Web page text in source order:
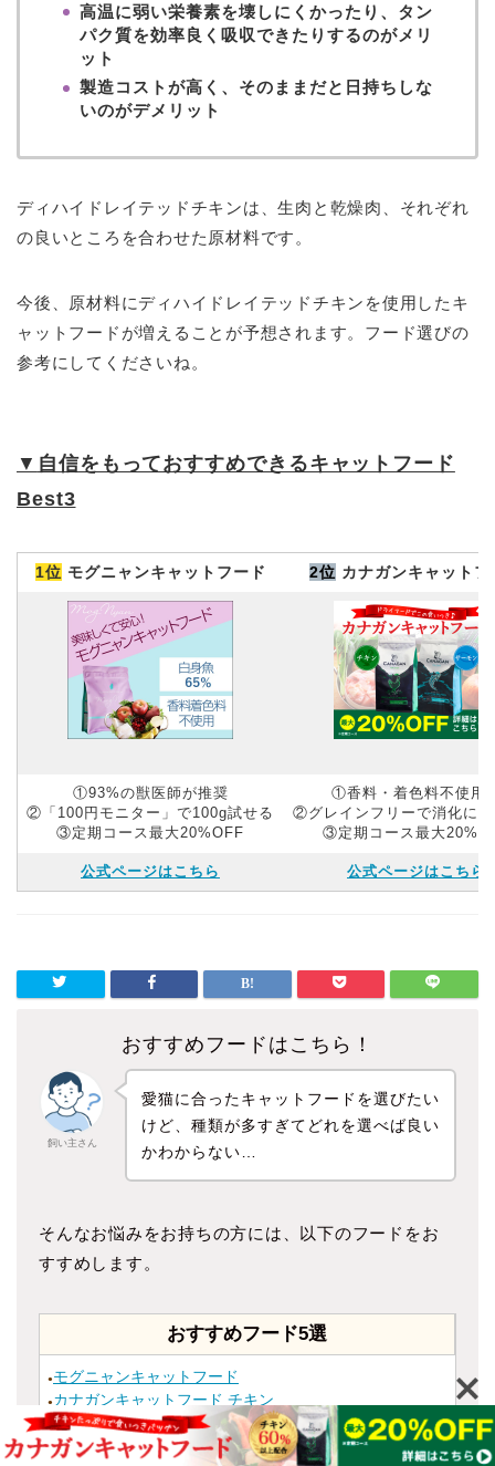
高温に弱い栄養素を壊しにくかったり、タン
パク質を効率良く吸収できたりするのがメリ
ット
製造コストが高く、そのままだと日持ちしな
いのがデメリット
ディハイドレイテッドチキンは、生肉と乾燥肉、それぞれ
の良いところを合わせた原材料です。
今後、原材料にディハイドレイテッドチキンを使用したキ
ャットフードが増えることが予想されます。フード選びの
参考にしてくださいね。
▼ 自信をもっておすすめできるキャットフード
Best3
1位 モグニャンキャットフード 2位 カナガンキャットフ
①93%の獣医師が推奨
②「100円モニター」で100g試せる
③定期コース最大20%OFF
①香料・着色料不使用
②グレインフリーで消化に
③定期コース最大
公式ページはこちら 公式ページはこちら
おすすめフードはこちら！
飼い主さん
愛猫に合ったキャットフードを選びたい
けど、種類が多すぎてどれを選べば良い
かわからない…
そんなお悩みをお持ちの方には、以下のフードをお
すすめします。
おすすめフード5選
● モグニャンキャットフード
● カナガンキャットフード チキン
●カナガンキャットフード サーモン
●ジャガーキャットフード